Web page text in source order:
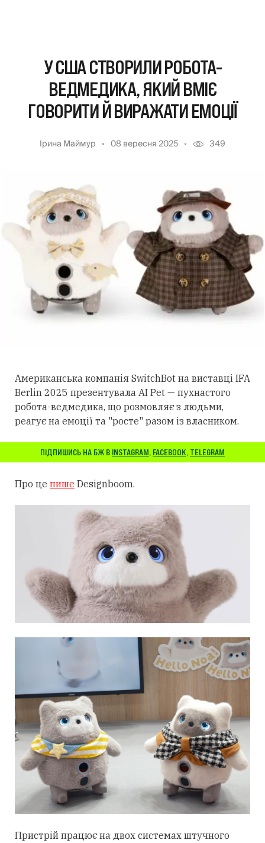
У США СТВОРИЛИ РОБОТА-
ВЕДМЕДИКА, ЯКИЙ ВМІЄ
ГОВОРИТИ Й ВИРАЖАТИ ЕМОЦІЇ
Ірина Маймур 08 вересня 2025 349
Американська компанія SwitchBot на виставці IFA
Berlin 2025 презентувала AI Pet — пухнастого
робота-ведмедика, що розмовляє з людьми,
реагує на емоції та "росте" разом із власником.
ПІДПИШИСЬ НА БЖ В INSTAGRAM, FACEBOOK, TELEGRAM
Про це пише Designboom.
Пристрій працює на двох системах штучного